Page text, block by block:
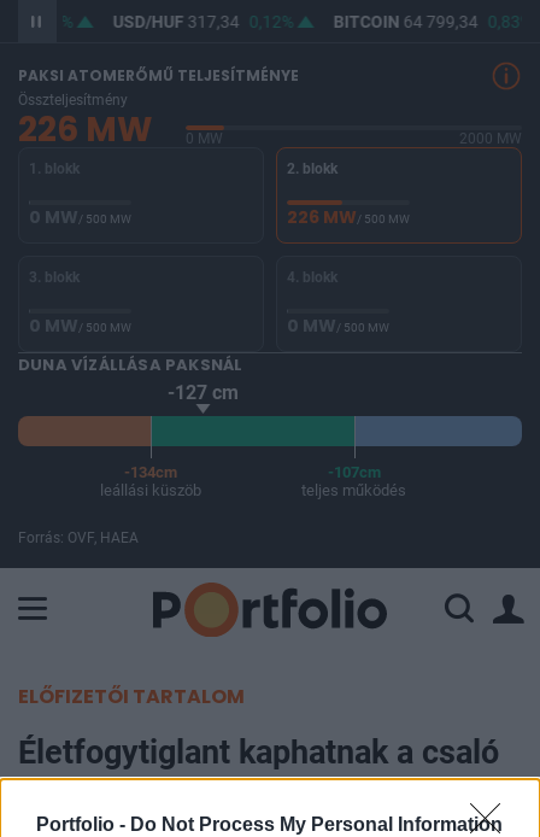
Portfolio - Do Not Process My Personal Information
0,11% USD/HUF317,34 0,12% BITCOIN64 799,34 0,83%
PAKSI ATOMERŐMŰ TELJESÍTMÉNYE
Összteljesítmény
226 MW 0 MW
2000 MW
1. blokk
0 MW/ 500 MW
2. blokk
226 MW/ 500 MW
3. blokk
0 MW/ 500 MW
4. blokk
0 MW/ 500 MW
DUNA VÍZÁLLÁSA PAKSNÁL
-127 cm
-134cm
leállási küszöb
-107cm
teljes működés
Forrás: OVF, HAEA
ELŐFIZETŐI TARTALOM
Életfogytiglant kaphatnak a csaló
görög statisztikusok